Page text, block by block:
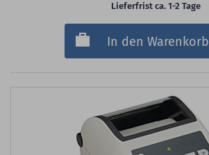
Lieferfrist ca. 1-2 Tage
In den Warenkorb